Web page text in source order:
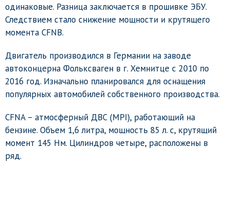
одинаковые. Разница заключается в прошивке ЭБУ.
Следствием стало снижение мощности и крутящего
момента CFNB.
Двигатель производился в Германии на заводе
автоконцерна Фольксваген в г. Хемнитце с 2010 по
2016 год. Изначально планировался для оснащения
популярных автомобилей собственного производства.
CFNA – атмосферный ДВС (MPI), работающий на
бензине. Объем 1,6 литра, мощность 85 л. с, крутящий
момент 145 Нм. Цилиндров четыре, расположены в
ряд.